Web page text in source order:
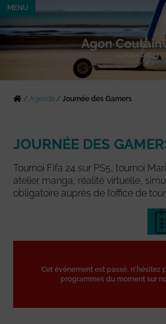
MENU
/Agenda /Journée des Gamers
JOURNÉE DES
Tournoi Fifa 24 sur PS5, tournoi
atelier manga, réalité virtuelle,
obligatoire auprès de l’office de
Cet événement est passé, n'hésitez
programmes du moment sur